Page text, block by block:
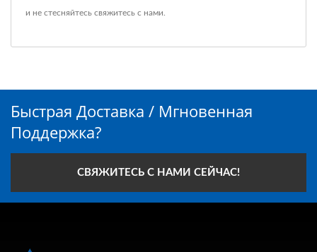
и не стесняйтесь свяжитесь с нами
Быстрая Доставка / Мгновенная
Поддержка?
СВЯЖИТЕСЬ С НАМИ СЕЙЧАС!